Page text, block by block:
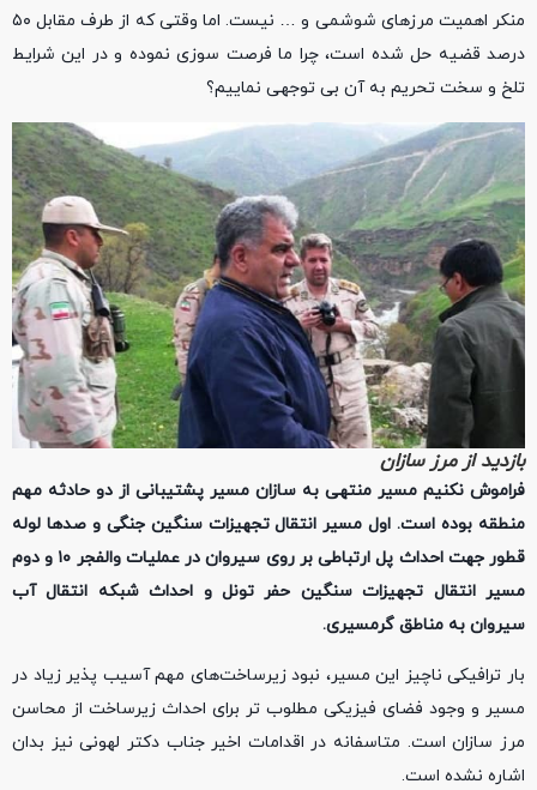
منکر اهمیت مرزهای شوشمی و … نیست. اما وقتی که از طرف مقابل ۵۰
درصد قضیه حل شده است، چرا ما فرصت سوزی نموده و در این شرایط
تلخ و سخت تحریم به آن بی توجهی نماییم؟
بازدید از مرز سازان
فراموش نکنیم مسیر منتهی به سازان مسیر پشتیبانی از دو حادثه مهم
منطقه بوده است. اول مسیر انتقال تجهیزات سنگین جنگی و صدها لوله
قطور جهت احداث پل ارتباطی بر روی سیروان در عملیات والفجر ۱۰ و دوم
مسیر انتقال تجهیزات سنگین حفر تونل و احداث شبکه انتقال آب
سیروان به مناطق گرمسیری.
بار ترافیکی ناچیز این مسیر، نبود زیرساخت‌های مهم آسیب پذیر زیاد در
مسیر و وجود فضای فیزیکی مطلوب تر برای احداث زیرساخت از محاسن
مرز سازان است. متاسفانه در اقدامات اخیر جناب دکتر لهونی نیز بدان
اشاره نشده است.